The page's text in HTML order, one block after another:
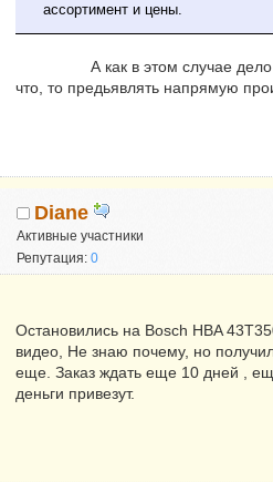
ассортимент и цены.
А как в этом случае дело
что, то предьявлять напрямую
Diane
Активные участники
Репутация:0
Остановились на Bosch HBA
видео, Не знаю почему, но
еще. Заказ ждать еще 10 дней ,
деньги привезут.